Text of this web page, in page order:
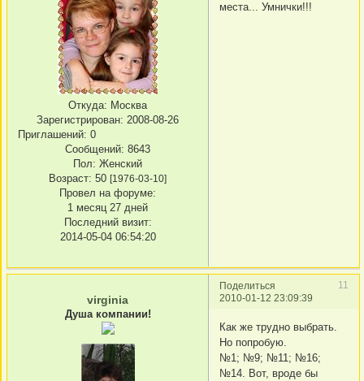
Откуда: Москва
Зарегистрирован: 2008-08-26
Приглашений: 0
Сообщений: 8643
Пол: Женский
Возраст: 50 [1976-03-10]
Провел на форуме:
1 месяц 27 дней
Последний визит:
2014-05-04 06:54:20
места... Умнички!!!
Поделиться
11
2010-01-12 23:09:39
virginia
Душа компании!
Как же трудно выбрать.
Но попробую.
№1; №9; №11; №16;
№14. Вот, вроде бы